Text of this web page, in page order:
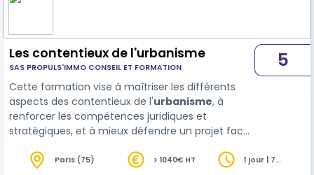
Les contentieux de l'urbanisme
SAS PROPULS'IMMO CONSEIL ET FORMATION
Cette formation vise à maîtriser les différents
aspects des contentieux de l'urbanisme, à
renforcer les compétences juridiques et
stratégiques, et à mieux défendre un projet face
5
Paris (75) > 1040€ HT
1 jour | 7